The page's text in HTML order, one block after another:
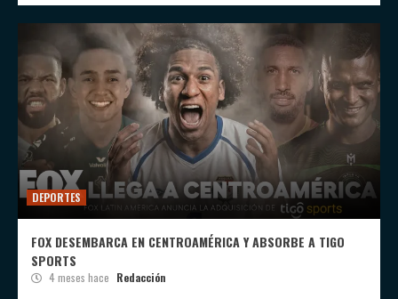
DEPORTES
FOX DESEMBARCA EN CENTROAMÉRICA Y ABSORBE A TIGO
SPORTS
4 meses hace Redacción